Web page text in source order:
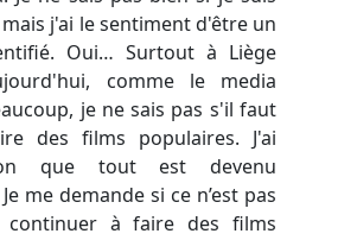
j'ai le sentiment d'être un
Oui… Surtout à Liège
comme le media
je ne sais pas s'il faut
des films populaires. J'ai
que tout est devenu
me demande si ce n’est pas
continuer à faire des films